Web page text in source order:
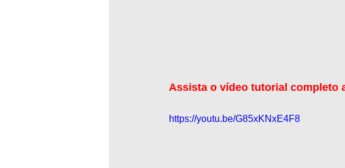
Assista o vídeo tutorial completo
https://youtu.be/G85xKNxE4F8